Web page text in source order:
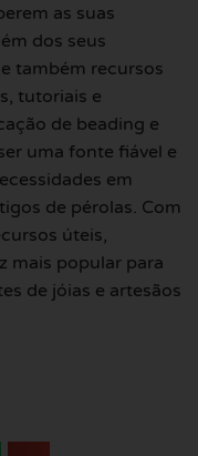
as suas
dos seus
também recursos
tutoriais e
de beading e
uma fonte fiável e
em
de pérolas. Com
úteis,
mais popular para
de jóias e artesãos